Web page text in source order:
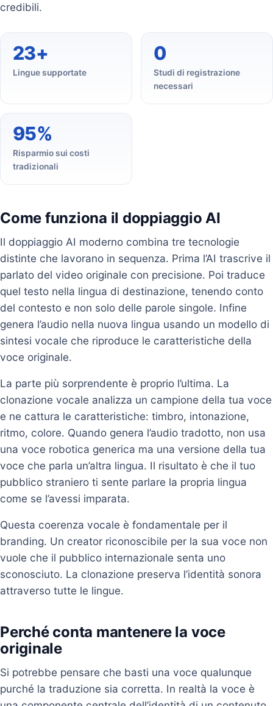
credibili.
23+
Lingue supportate
0
Studi di registrazione
necessari
95%
Risparmio sui costi
tradizionali
Come funziona il doppiaggio AI
Il doppiaggio AI moderno combina tre tecnologie
distinte che lavorano in sequenza. Prima l’AI trascrive il
parlato del video originale con precisione. Poi traduce
quel testo nella lingua di destinazione, tenendo conto
del contesto e non solo delle parole singole. Infine
genera l’audio nella nuova lingua usando un modello di
sintesi vocale che riproduce le caratteristiche della
voce originale.
La parte più sorprendente è proprio l’ultima. La
clonazione vocale analizza un campione della tua voce
e ne cattura le caratteristiche: timbro, intonazione,
ritmo, colore. Quando genera l’audio tradotto, non usa
una voce robotica generica ma una versione della tua
voce che parla un’altra lingua. Il risultato è che il tuo
pubblico straniero ti sente parlare la propria lingua
come se l’avessi imparata.
Questa coerenza vocale è fondamentale per il
branding. Un creator riconoscibile per la sua voce non
vuole che il pubblico internazionale senta uno
sconosciuto. La clonazione preserva l’identità sonora
attraverso tutte le lingue.
Perché conta mantenere la voce
originale
Si potrebbe pensare che basti una voce qualunque
purché la traduzione sia corretta. In realtà la voce è